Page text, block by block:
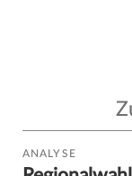
ANALYSE